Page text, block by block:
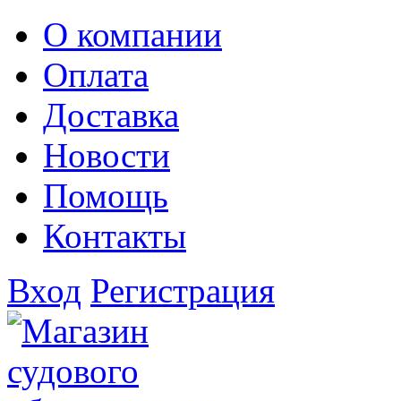
О компании
Оплата
Доставка
Новости
Помощь
Контакты
Вход Регистрация